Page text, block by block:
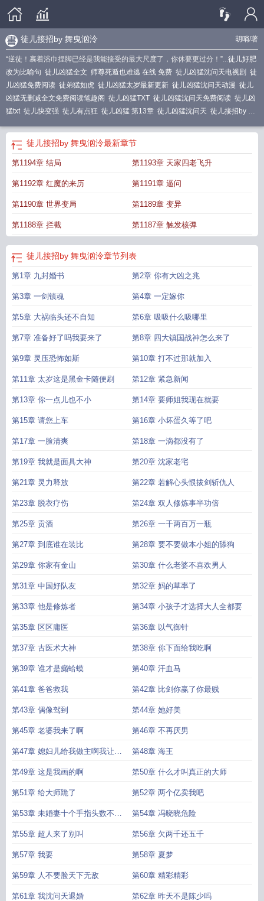
胡哨/著
徒儿接招by 舞曳汹泠
“逆徒！裹着浴巾捏脚已经是我能接受的最大尺度了，你休要更过分！”...徒儿好肥
改为比喻句 徒儿凶猛全文 师尊死遁也难逃 在线 免费 徒儿凶猛沈问天电视剧 徒
儿凶猛免费阅读 徒弟猛如虎 徒儿凶猛太岁最新更新 徒儿凶猛沈问天动漫 徒儿
凶猛无删减全文免费阅读笔趣阁 徒儿凶猛TXT 徒儿凶猛沈问天免费阅读 徒儿凶
猛txt 徒儿快变强 徒儿有点狂 徒儿凶猛 第13章 徒儿凶猛沈问天 徒儿接招by 舞
凶猛百度百科 徒儿都是禽兽 徒儿凶猛女主有几个
天叶倾城免费阅读
徒儿接招by 舞曳汹泠最新章节
第1194章 结局 第1193章 天家四老飞升
第1192章 红魔的来历 第1191章 逼问
第1190章 世界变局 第1189章 变异
第1188章 拦截 第1187章 触发核弹
徒儿接招by 舞曳汹泠章节列表
第1章 九封婚书 第2章 你有大凶之兆
第3章 一剑镇魂 第4章 一定嫁你
第5章 大祸临头还不自知 第6章 吸吸什么吸哪里
第7章 准备好了吗我要来了 第8章 四大镇国战神怎么来了
第9章 灵压恐怖如斯 第10章 打不过那就加入
第11章 太岁这是黑金卡随便刷 第12章 紧急新闻
第13章 你一点儿也不小 第14章 要师姐我现在就要
第15章 请您上车 第16章 小坏蛋久等了吧
第17章 一脸清爽 第18章 一滴都没有了
第19章 我就是面具大神 第20章 沈家老宅
第21章 灵力释放 第22章 若解心头恨拔剑斩仇人
第23章 脱衣疗伤 第24章 双人修炼事半功倍
第25章 贡酒 第26章 一千两百万一瓶
第27章 到底谁在装比 第28章 要不要做本小姐的舔狗
第29章 你家有金山 第30章 什么老婆不喜欢男人
第31章 中国好队友 第32章 妈的草率了
第33章 他是修炼者 第34章 小孩子才选择大人全都要
第35章 区区庸医 第36章 以气御针
第37章 古医术大神 第38章 你下面给我吃啊
第39章 谁才是癞蛤蟆 第40章 汗血马
第41章 爸爸救我 第42章 比剑你赢了你最贱
第43章 偶像驾到 第44章 她好美
第45章 老婆我来了啊 第46章 不再厌男
第47章 媳妇儿给我做主啊我让人
睡啦
第48章 海王
第49章 这是我画的啊 第50章 什么才叫真正的大师
第51章 给大师跪了 第52章 两个亿卖我吧
第53章 未婚妻十个手指头数不过
来
第54章 冯晓晓危险
第55章 超人来了别叫 第56章 欠两千还五千
第57章 我要 第58章 夏梦
第59章 人不要脸天下无敌 第60章 精彩精彩
第61章 我沈问天退婚 第62章 昨天不是陈少吗